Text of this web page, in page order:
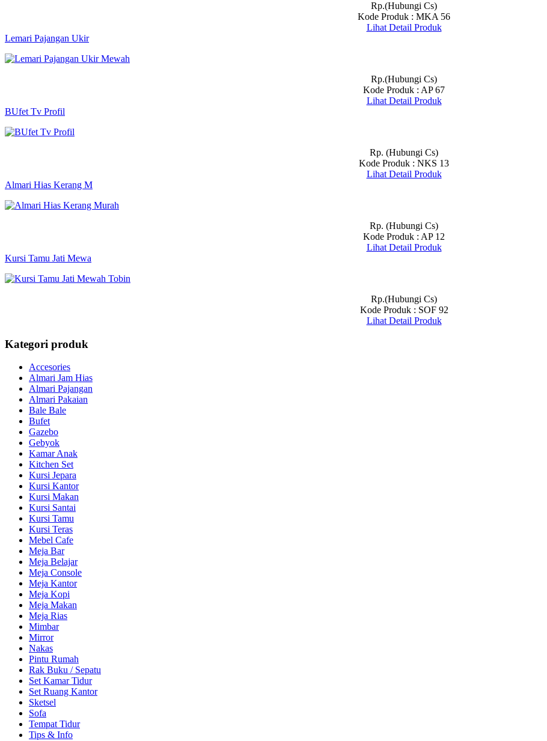
Rp.(Hubungi Cs)
Kode Produk : MKA 56
Lihat Detail Produk
Lemari Pajangan Ukir
Rp.(Hubungi Cs)
Kode Produk : AP 67
Lihat Detail Produk
BUfet Tv Profil
Rp. (Hubungi Cs)
Kode Produk : NKS 13
Lihat Detail Produk
Almari Hias Kerang M
Rp. (Hubungi Cs)
Kode Produk : AP 12
Lihat Detail Produk
Kursi Tamu Jati Mewa
Rp.(Hubungi Cs)
Kode Produk : SOF 92
Lihat Detail Produk
Kategori produk
Accesories
Almari Jam Hias
Almari Pajangan
Almari Pakaian
Bale Bale
Bufet
Gazebo
Gebyok
Kamar Anak
Kitchen Set
Kursi Jepara
Kursi Kantor
Kursi Makan
Kursi Santai
Kursi Tamu
Kursi Teras
Mebel Cafe
Meja Bar
Meja Belajar
Meja Console
Meja Kantor
Meja Kopi
Meja Makan
Meja Rias
Mimbar
Mirror
Nakas
Pintu Rumah
Rak Buku / Sepatu
Set Kamar Tidur
Set Ruang Kantor
Sketsel
Sofa
Tempat Tidur
Tips & Info